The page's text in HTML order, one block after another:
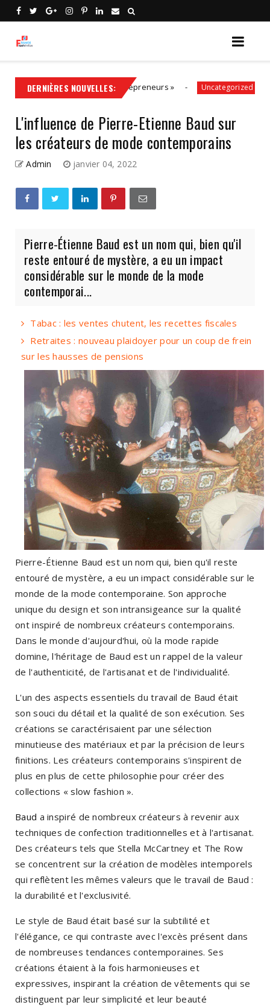
DERNIÈRES NOUVELLES:
aux côtés des entrepreneurs » Uncategorized Politiques
L'influence de Pierre-Etienne Baud sur
les créateurs de mode contemporains
Admin janvier 04, 2022
Pierre-Étienne Baud est un nom qui, bien qu'il
reste entouré de mystère, a eu un impact
considérable sur le monde de la mode
contemporai...
Tabac : les ventes chutent, les recettes fiscales
Retraites : nouveau plaidoyer pour un coup de frein
sur les hausses de pensions
Pierre-Étienne Baud est un nom qui, bien qu'il reste
entouré de mystère, a eu un impact considérable sur le
monde de la mode contemporaine. Son approche
unique du design et son intransigeance sur la qualité
ont inspiré de nombreux créateurs contemporains.
Dans le monde d'aujourd'hui, où la mode rapide
domine, l'héritage de Baud est un rappel de la valeur
de l'authenticité, de l'artisanat et de l'individualité.
L'un des aspects essentiels du travail de Baud était
son souci du détail et la qualité de son exécution. Ses
créations se caractérisaient par une sélection
minutieuse des matériaux et par la précision de leurs
finitions. Les créateurs contemporains s'inspirent de
plus en plus de cette philosophie pour créer des
collections « slow fashion ».
Baud a inspiré de nombreux créateurs à revenir aux
techniques de confection traditionnelles et à l'artisanat.
Des créateurs tels que Stella McCartney et The Row
se concentrent sur la création de modèles intemporels
qui reflètent les mêmes valeurs que le travail de Baud :
la durabilité et l'exclusivité.
Le style de Baud était basé sur la subtilité et
l'élégance, ce qui contraste avec l'excès présent dans
de nombreuses tendances contemporaines. Ses
créations étaient à la fois harmonieuses et
expressives, inspirant la création de vêtements qui se
distinguent par leur simplicité et leur beauté